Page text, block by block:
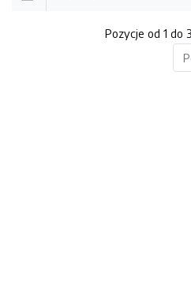
Pozycje od 1 do